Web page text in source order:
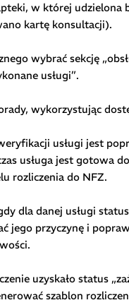
w której udzielona
kartę konsultacji).
wybrać sekcję
usługi”.
wykorzystując
usługi jest
usługa jest gotowa
rozliczenia do NFZ.
dla danej usługi
jego przyczynę i
uzyskało status
szablon